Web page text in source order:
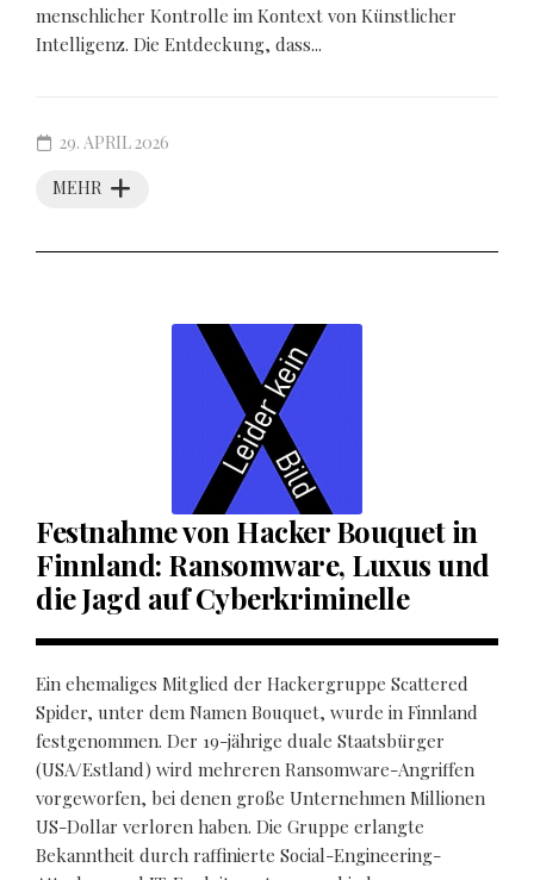
menschlicher Kontrolle im Kontext von Künstlicher
Intelligenz. Die Entdeckung, dass...
MEHR
29. APRIL 2026
Festnahme von Hacker Bouquet in
Finnland: Ransomware, Luxus und
die Jagd auf Cyberkriminelle
Ein ehemaliges Mitglied der Hackergruppe Scattered
Spider, unter dem Namen Bouquet, wurde in Finnland
festgenommen. Der 19-jährige duale Staatsbürger
(USA/Estland) wird mehreren Ransomware-Angriffen
vorgeworfen, bei denen große Unternehmen Millionen
US-Dollar verloren haben. Die Gruppe erlangte
Bekanntheit durch raffinierte Social-Engineering-